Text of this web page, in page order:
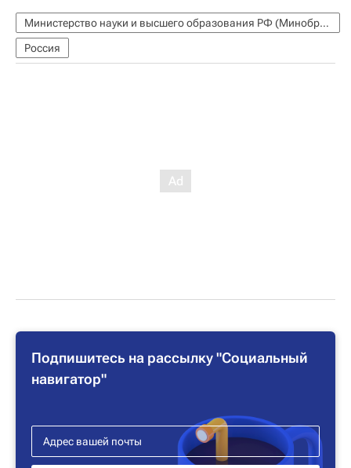
Министерство науки и высшего образования РФ (Минобрнауки России)
Россия
Подпишитесь на рассылку "Социальный
навигатор"